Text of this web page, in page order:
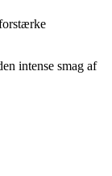
intense smag af